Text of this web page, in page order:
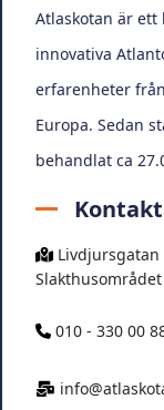
Atlaskotan är
innovativa
erfarenheter
Europa. Sedan
behandlat ca
Livdjursgatan
010 - 330 00